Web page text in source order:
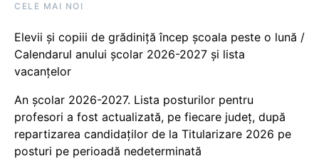
CELE MAI NOI
Elevii și copiii de grădiniță încep școala peste o lună /
Calendarul anului școlar 2026-2027 și lista
vacanțelor
An școlar 2026-2027. Lista posturilor pentru
profesori a fost actualizată, pe fiecare județ, după
repartizarea candidaților de la Titularizare 2026 pe
posturi pe perioadă nedeterminată